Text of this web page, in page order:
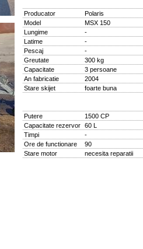
Producator
Polaris
Model
MSX 150
Lungime
-
Latime
-
Pescaj
-
Greutate
300 kg
Capacitate
3 persoane
An fabricatie
2004
Stare skijet
foarte buna
Putere
1500 CP
Capacitate rezervor
60 L
Timpi
-
Ore de functionare
90
Stare motor
necesita reparatii